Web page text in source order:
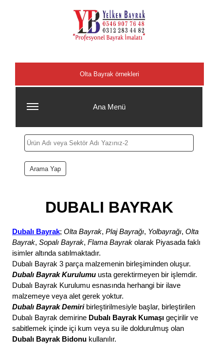
Olta Bayrak örnekleri
Ana Menü
DUBALI BAYRAK
Dubalı Bayrak; Olta Bayrak, Plaj Bayrağı, Yolbayrağı, Olta
Bayrak, Sopalı Bayrak, Flama Bayrak olarak Piyasada faklı
isimler altında satılmaktadır.
Dubalı Bayrak 3 parça malzemenin birleşiminden oluşur.
Dubalı Bayrak Kurulumu usta gerektirmeyen bir işlemdir.
Dubalı Bayrak Kurulumu esnasında herhangi bir ilave
malzemeye veya alet gerek yoktur.
Dubalı Bayrak Demiribirleştirilmesiyle başlar, birleştirilen
Dubalı Bayrak demirine Dubalı Bayrak Kumaşı geçirilir ve
sabitlemek içinde içi kum veya su ile doldurulmuş olan
Dubalı Bayrak Bidonu kullanılır.